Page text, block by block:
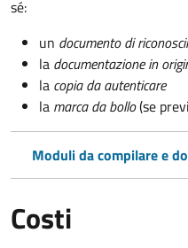
sé:
un documento di
la documentazione in
la copia da autenticare
la marca da bollo(se
Moduli da compilare e
Costi